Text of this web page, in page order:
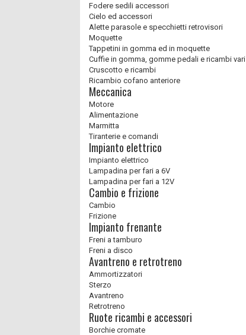
Fodere sedili accessori
Cielo ed accessori
Alette parasole e specchietti retrovisori
Moquette
Tappetini in gomma ed in moquette
Cuffie in gomma, gomme pedali e ricambi vari
Cruscotto e ricambi
Ricambio cofano anteriore
Meccanica
Motore
Alimentazione
Marmitta
Tiranterie e comandi
Impianto elettrico
Impianto elettrico
Lampadina per fari a 6V
Lampadina per fari a 12V
Cambio e frizione
Cambio
Frizione
Impianto frenante
Freni a tamburo
Freni a disco
Avantreno e retrotreno
Ammortizzatori
Sterzo
Avantreno
Retrotreno
Ruote ricambi e accessori
Borchie cromate